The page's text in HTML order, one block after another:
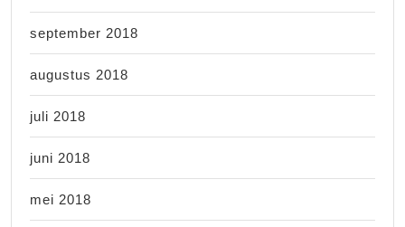
september 2018
augustus 2018
juli 2018
juni 2018
mei 2018